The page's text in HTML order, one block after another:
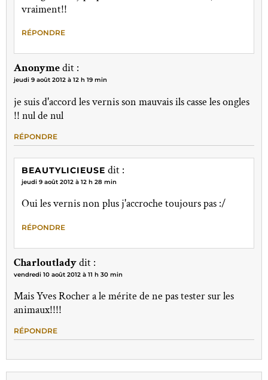
vraiment!!
RÉPONDRE
Anonymedit :
jeudi 9 août 2012 à 12 h 19 min
je suis d'accord les vernis son mauvais ils casse les ongles
!! nul de nul
RÉPONDRE
BEAUTYLICIEUSE dit :
jeudi 9 août 2012 à 12 h 28 min
Oui les vernis non plus j'accroche toujours pas :/
RÉPONDRE
Charloutladydit :
vendredi 10 août 2012 à 11 h 30 min
Mais Yves Rocher a le mérite de ne pas tester sur les
animaux!!!!
RÉPONDRE